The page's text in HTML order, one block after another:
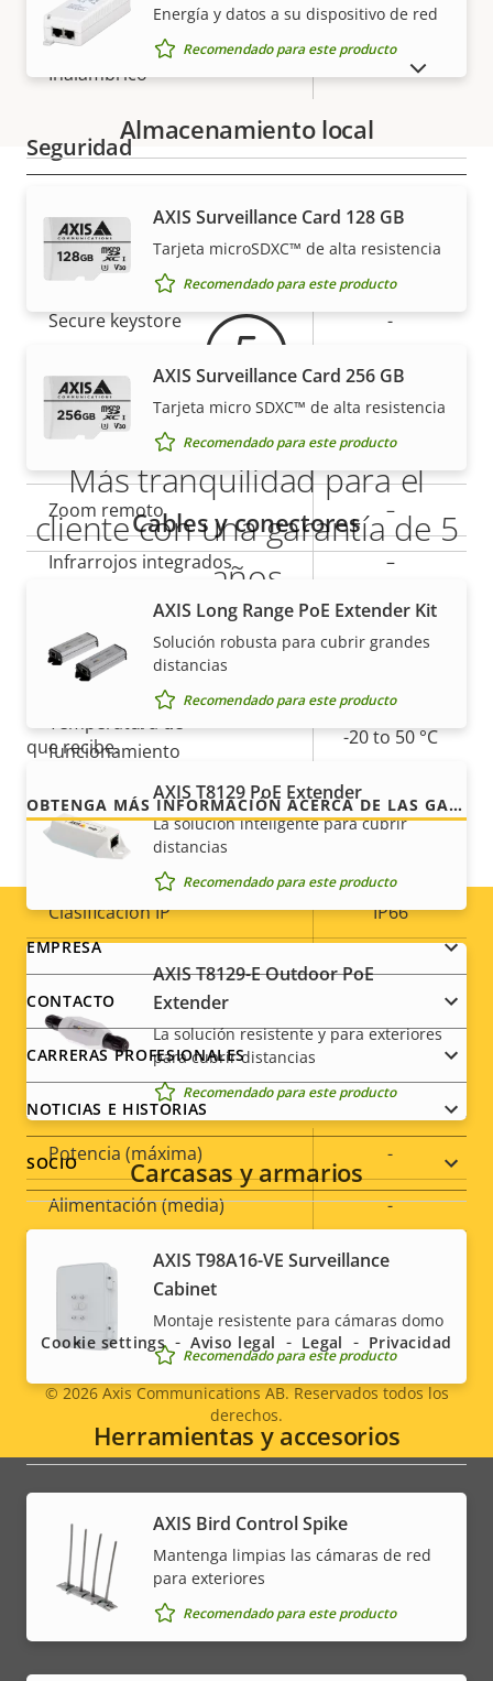
Descripción
de
propiedad
Valor de
la
propiedad
Clase de PoE 2
Inalámbrico –
Seguridad
Descripción
de
propiedad
Valor de
la
Sistema operativo firmado Sí
Arranque seguro
Secure keystore -
General
de
propiedad
la
propiedad
Enfoque remoto
Zoom remoto –
Infrarrojos integrados –
Almacenamiento local
(ranura para tarjeta de
memoria)
Sí
Temperatura de
funcionamiento
-20 to 50 °C
Preparada para exterior Sí
Clasificación de vandalismo
Clasificación IP IP66
Diseñado para repintar
Sostenibilidad
Alimentación
Descripción
de
propiedad
la
propiedad
Potencia (máxima) -
Alimentación (media) -
Tensión de entrada de CC 8-28 V
Energía y datos a su dispositivo de red
Recomendado para este producto
Almacenamiento local
AXIS Surveillance Card 128 GB
Tarjeta microSDXC™ de alta resistencia
Recomendado para este producto
AXIS Surveillance Card 256 GB
Tarjeta micro SDXC™ de alta resistencia
Recomendado para este producto
Cables y conectores
AXIS Long Range PoE Extender Kit
Solución robusta para cubrir grandes
distancias
Recomendado para este producto
AXIS T8129 PoE Extender
La solución inteligente para cubrir
distancias
Recomendado para este producto
AXIS T8129-E Outdoor PoE
Extender
La solución resistente y para exteriores
para cubrir distancias
Recomendado para este producto
Carcasas y armarios
AXIS T98A16-VE Surveillance
Cabinet
Montaje resistente para cámaras domo
Recomendado para este producto
Herramientas y accesorios
AXIS Bird Control Spike
Mantenga limpias las cámaras de red
para exteriores
Recomendado para este producto
Garantía
Más tranquilidad para el
cliente con una garantía de 5
años
Nuestra nueva garantía de 5 años brinda a nuestros
clientes años de uso sin preocupaciones y un
control de los costes. Y no hay sorpresas ocultas en
que recibe.
OBTENGA MÁS INFORMACIÓN ACERCA DE LAS GARANTÍAS DE AXIS
Footer
menu
EMPRESA
CONTACTO
CARRERAS PROFESIONALES
NOTICIAS E HISTORIAS
SOCIO
Social
menu
Legal
menu
© 2026Axis Communications AB. Reservados todos los
derechos.
Cookie settings Aviso legal Legal Privacidad